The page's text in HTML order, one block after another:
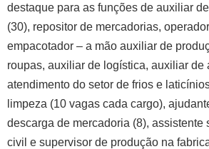
destaque para as funções de auxiliar
(30), repositor de mercadorias,
empacotador – a mão auxiliar de
roupas, auxiliar de logística, auxiliar de
atendimento do setor de frios e
limpeza (10 vagas cada cargo),
descarga de mercadoria (8), assistente
civil e supervisor de produção na